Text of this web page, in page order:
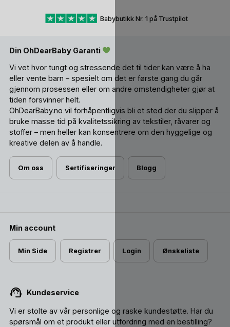
er lik sugeteknikken til en brystvorte. Mens denne,
symmetriske dråpeformen, er en god nr 2 å prøve ut mtp
hardt sugetak som den runde. Likevel, minner den litt om en
brystvorte, i motsetning til for eksempel anatomisk smokk.
Vil du vite mer om smokker; jordmødrenes anbefaling, de
ulike formene på suttedelen og material; lateks VS silikon? –
Finn ut alt, her!
Babybutikk Nr. 1 på Trustpilot
Din OhDearBaby Garanti
Vi vet hvor tungt og stressende det til tider kan være å ha
eller vente barn – spesielt om det er første gang du går
gjennom prosessen eller om andre omstendigheter gjør at
tiden forsvinner helt.
OhDearBaby.no vil forhåpentligvis bli et sted der du slipper å
bruke masse tid på kvalitetssikring av tekstiler, råvarer og
stoffer – men heller kan konsentrere om den hyggelige og
kreative delen av å handle.
Om oss Sertifiseringer Blogg
Min account
Min Side Registrer Login Ønskeliste
Kundeservice
Vi er stolte av vår personlige og raske kundestøtte. Har du
spørsmål om et produkt eller utfordring med en bestilling?